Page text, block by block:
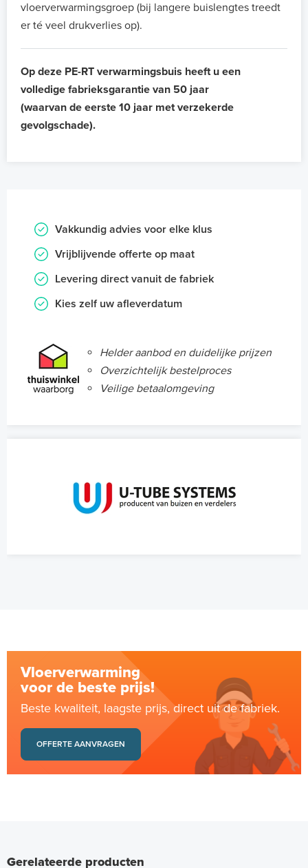
vloerverwarmingsgroep (bij langere buislengtes treedt
er té veel drukverlies op).
Op deze PE-RT verwarmingsbuis heeft u een
volledige fabrieksgarantie van 50 jaar
(waarvan de eerste 10 jaar met verzekerde
gevolgschade).
Vakkundig advies voor elke klus
Vrijblijvende offerte op maat
Levering direct vanuit de fabriek
Kies zelf uw afleverdatum
Helder aanbod en duidelijke prijzen
Overzichtelijk bestelproces
Veilige betaalomgeving
Vloerverwarming
voor de beste prijs!
Beste kwaliteit, laagste prijs, direct uit de fabriek.
OFFERTE AANVRAGEN
Gerelateerde producten